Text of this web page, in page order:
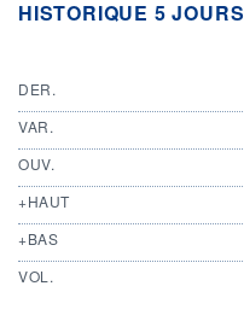
HISTORIQUE 5 JOURS
DER.
VAR.
OUV.
+HAUT
+BAS
VOL.